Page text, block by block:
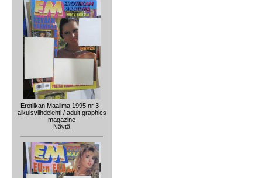
Erotiikan Maailma 1995 nr 3 -
aikuisviihdelehti / adult graphics
magazine
Näytä